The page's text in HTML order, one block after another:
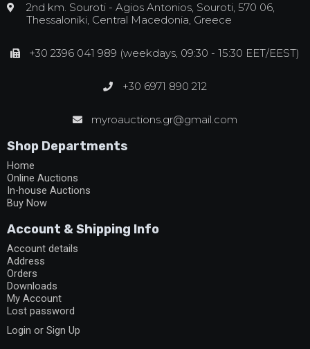
2nd km. Souroti - Agios Antonios, Souroti, 570 06,
Thessaloniki, Central Macedonia, Greece
+30 2396 041 989 (weekdays, 09:30 - 15:30 EET/EEST)
+30 6971 890 212
myroauctions.gr@gmail.com
Shop Departments
Home
Online Auctions
In-house Auctions
Buy Now
Account & Shipping Info
Account details
Address
Orders
Downloads
My Account
Lost password
Login or Sign Up